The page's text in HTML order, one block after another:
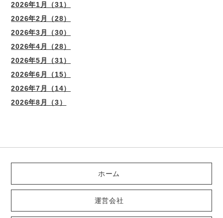
2026年1月（31）
2026年2月（28）
2026年3月（30）
2026年4月（28）
2026年5月（31）
2026年6月（15）
2026年7月（14）
2026年8月（3）
ホーム
運営会社